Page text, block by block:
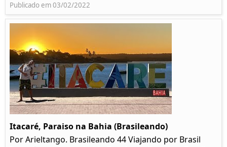
Publicado em 03/02/2022
Itacaré, Paraiso na Bahia (Brasileando)
Por Arieltango. Brasileando 44 Viajando por Brasil